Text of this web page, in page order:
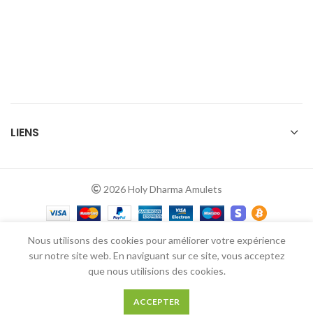
LIENS
2026 Holy Dharma Amulets
Nous utilisons des cookies pour améliorer votre expérience
sur notre site web. En naviguant sur ce site, vous acceptez
que nous utilisions des cookies.
ACCEPTER
Filtres Panier